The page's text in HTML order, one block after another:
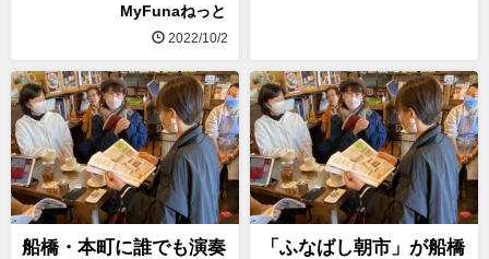
MyFunaねっと
2022/10/2
船橋・本町に誰でも演奏 「ふなばし朝市」が船橋